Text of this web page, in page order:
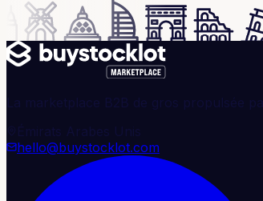
La marketplace B2B de gros propulsée
Émirats Arabes Unis
hello@buystocklot.com